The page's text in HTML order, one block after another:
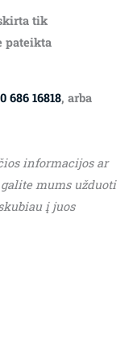
tik
pateikta
686 16818, arba
informacijos ar
mums užduoti
į juos